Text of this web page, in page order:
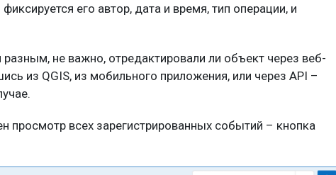
его автор, дата и время, тип операции, и
не важно, отредактировали ли объект через веб-
из QGIS, из мобильного приложения, или через API –
просмотр всех зарегистрированных событий – кнопка